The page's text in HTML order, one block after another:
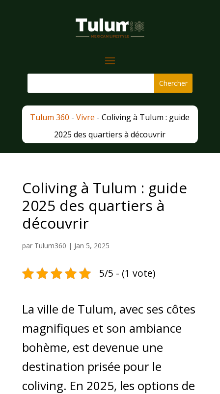
Tulum 360 -Vivre -Coliving à Tulum : guide
2025 des quartiers à découvrir
Coliving à Tulum : guide
2025 des quartiers à
découvrir
par Tulum360 | Jan 5, 2025
5/5 - (1 vote)
La ville de Tulum, avec ses côtes
magnifiques et son ambiance
bohème, est devenue une
destination prisée pour le
coliving. En 2025, les options de